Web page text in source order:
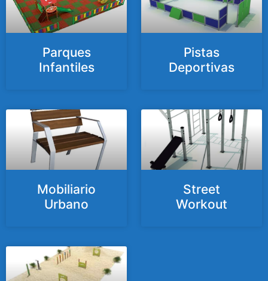
Parques
Infantiles
Pistas
Deportivas
Mobiliario
Urbano
Street
Workout